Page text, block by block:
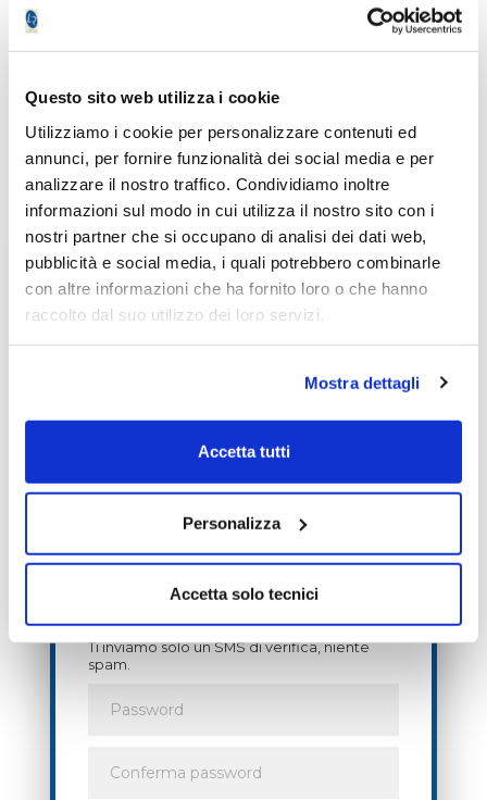
Questo sito web utilizza i cookie
Utilizziamo i cookie per personalizzare contenuti ed
annunci, per fornire funzionalità dei social media e per
analizzare il nostro traffico. Condividiamo inoltre
informazioni sul modo in cui utilizza il nostro sito con i
nostri partner che si occupano di analisi dei dati web,
pubblicità e social media, i quali potrebbero combinarle
con altre informazioni che ha fornito loro o che hanno
raccolto dal suo utilizzo dei loro servizi.
Mostra dettagli
Accetta tutti
Personalizza
Accetta solo tecnici
Emilio Tomasini
Non accontentarti solo degli
articoli Free!
ai servizi
Ti inviamo solo un SMS di verifica, niente
spam.